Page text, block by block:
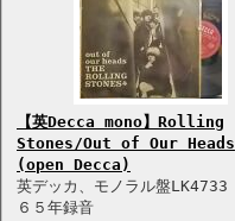
【英Decca mono】Rolling
Stones/Out of Our Heads
(open Decca)
英デッカ、モノラル盤LK4733
６５年録音